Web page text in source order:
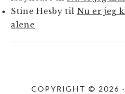
Stine Hesbytil Nu er jeg
alene
COPYRIGHT © 2026